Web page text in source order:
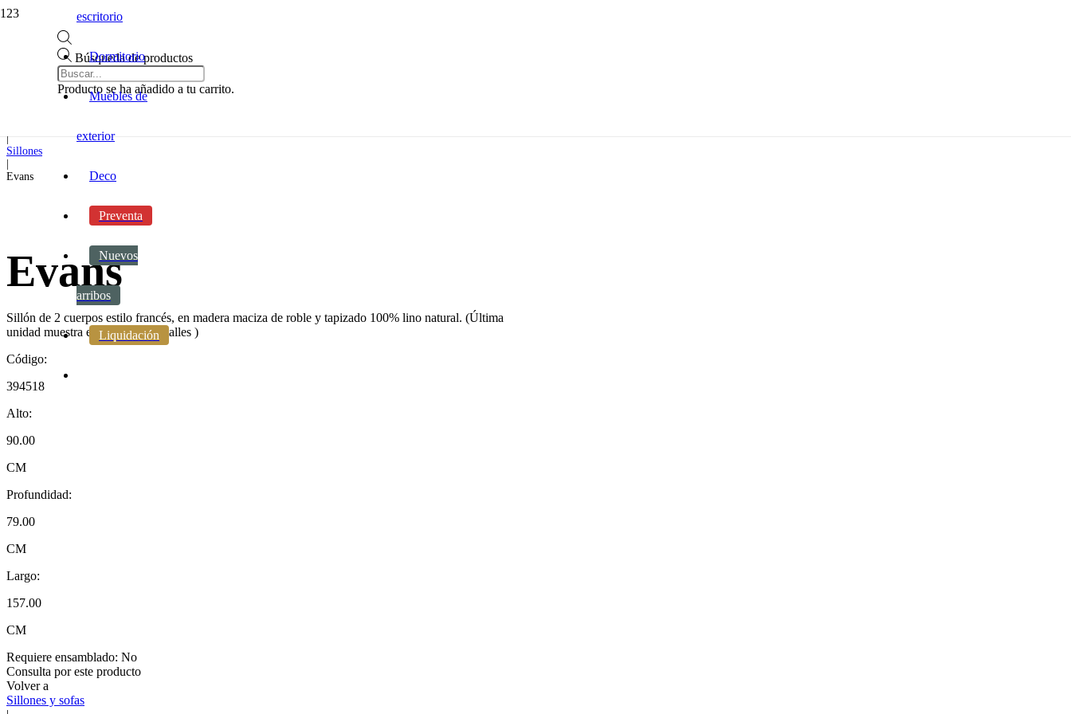
Búsqueda de productos
Producto se ha añadido a tu carrito.
escritorio
Dormitorio
Muebles de
exterior
Deco
Preventa
Nuevos
arribos
Liquidación
Sillones y sofas
|
Sillones
Evans
Evans
Sillón de 2 cuerpos estilo francés, en madera maciza de roble y tapizado 100% lino natural. (Última
unidad muestra exhibida con detalles )
Código:
394518
Alto:
90.00
CM
Profundidad:
79.00
CM
Largo:
157.00
CM
Requiere ensamblado: No
Consulta por este producto
Volver a
Sillones y sofas